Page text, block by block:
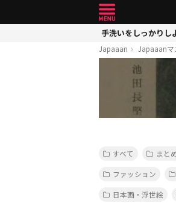
手洗いをしっかり
Japaaan Japaaanマ
すべて まと
ファッション
日本画・浮世絵